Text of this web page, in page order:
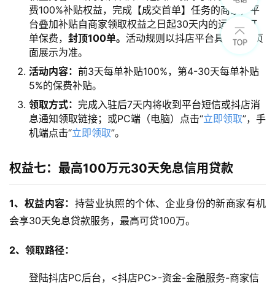
费100%补贴权益，完成【成交首单】任务的商家，平
台叠加补贴自商家领取权益之日起30天内的运费险订
单保费， 封顶100单。 活动规则以抖店平台具体活动页
面展示为准。
活动内容： 前3天每单补贴100%，第4-30天每单补贴
5%的保费补贴。
领取方式： 完成入驻后7天内将收到平台短信或抖店消
息通知领取链接；或PC端（电脑）点击“立即领取”，手
机端点击“立即领取”。
权益七：最高100万元30天免息信用贷款
1、权益内容： 持营业执照的个体、企业身份的新商家有机
会享30天免息贷款服务，最高可贷100万。
2、领取路径：
登陆抖店PC后台，<抖店PC>-资金-金融服务-商家信